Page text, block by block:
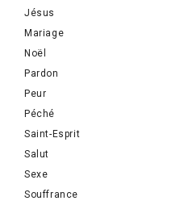
Jésus
Mariage
Noël
Pardon
Peur
Péché
Saint-Esprit
Salut
Sexe
Souffrance